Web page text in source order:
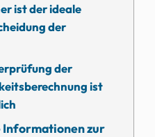
ist der ideale
der
der
ist
Informationen zur